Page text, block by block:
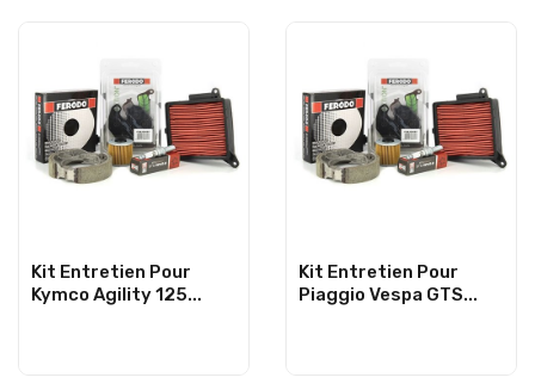
Kit Entretien Pour
Kymco Agility 125...
Kit Entretien Pour
Piaggio Vespa GTS...